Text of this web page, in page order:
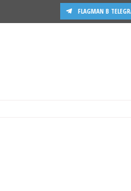
FLAGMAN В